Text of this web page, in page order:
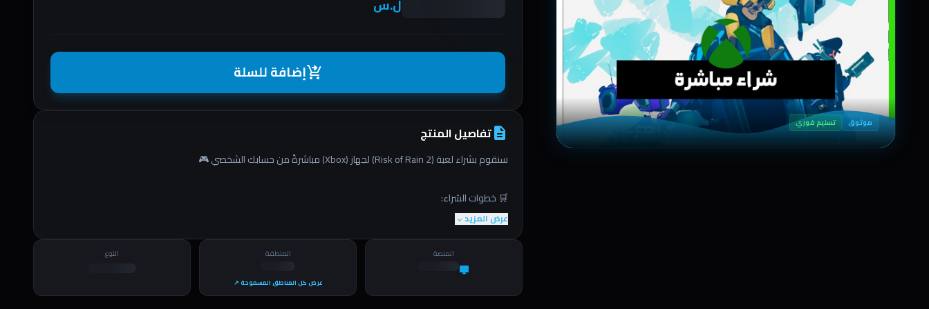
موثوق تسليم فوري
ل.س
shopping_cart_checkoutإضافة للسلة
descriptionتفاصيل المنتج
سنقوم بشراء لعبة (Risk of Rain 2) لجهاز (Xbox) مباشرةً من حسابك الشخصي 🎮
🛒 خطوات الشراء:
1️⃣ اضغط على زر الشراء
عرض المزيدexpand_more
المنصة
desktop_windows
المنطقة
عرض كل المناطق المسموحة ↗
النوع